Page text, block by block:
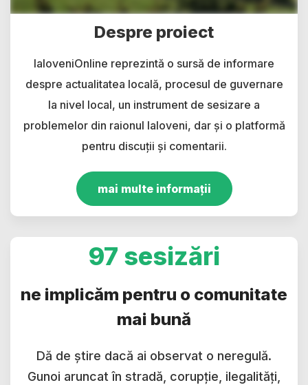
Despre proiect
IaloveniOnline reprezintă o sursă de informare
despre actualitatea locală, procesul de guvernare
la nivel local, un instrument de sesizare a
problemelor din raionul Ialoveni, dar și o platformă
pentru discuții și comentarii.
mai multe informații
97 sesizări
ne implicăm pentru o comunitate
mai bună
Dă de știre dacă ai observat o neregulă.
Gunoi aruncat în stradă, corupție, ilegalități,